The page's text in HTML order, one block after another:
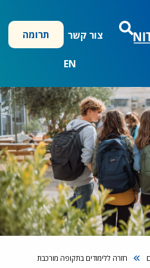
צור קשר
EN
תרומה
חזרה ללימודים בתקופה מורכבת